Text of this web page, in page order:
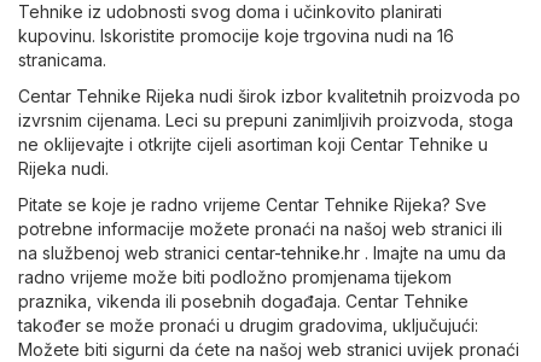
Tehnike iz udobnosti svog doma i učinkovito planirati
kupovinu. Iskoristite promocije koje trgovina nudi na 16
stranicama.
Centar Tehnike Rijeka nudi širok izbor kvalitetnih proizvoda po
izvrsnim cijenama. Leci su prepuni zanimljivih proizvoda, stoga
ne oklijevajte i otkrijte cijeli asortiman koji Centar Tehnike u
Rijeka nudi.
Pitate se koje je radno vrijeme Centar Tehnike Rijeka? Sve
potrebne informacije možete pronaći na našoj web stranici ili
na službenoj web stranici centar-tehnike.hr . Imajte na umu da
radno vrijeme može biti podložno promjenama tijekom
praznika, vikenda ili posebnih događaja. Centar Tehnike
također se može pronaći u drugim gradovima, uključujući:
Možete biti sigurni da ćete na našoj web stranici uvijek pronaći